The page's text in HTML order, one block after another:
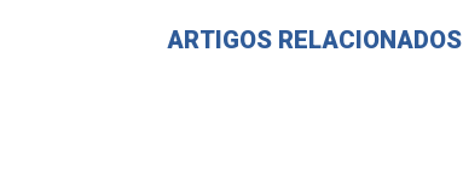
ARTIGOS RELACIONADOS